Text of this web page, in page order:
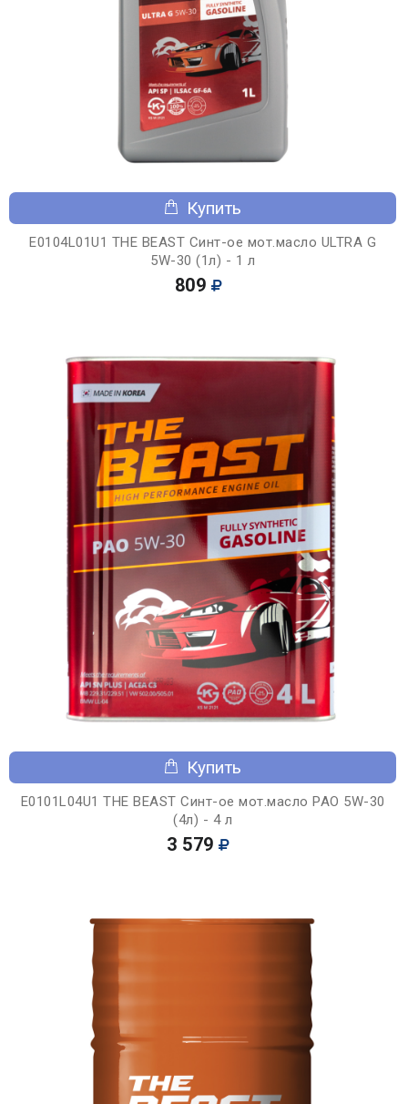
Купить
E0104L01U1 THE BEAST Синт-ое мот.масло ULTRA G
5W-30 (1л) - 1 л
809
Купить
E0101L04U1 THE BEAST Синт-ое мот.масло PAO 5W-30
(4л) - 4 л
3 579